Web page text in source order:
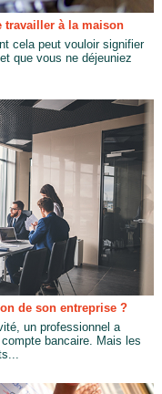
travailler à la maison
cela peut vouloir signifier
que vous ne déjeuniez
de son entreprise ?
un professionnel a
bancaire. Mais les